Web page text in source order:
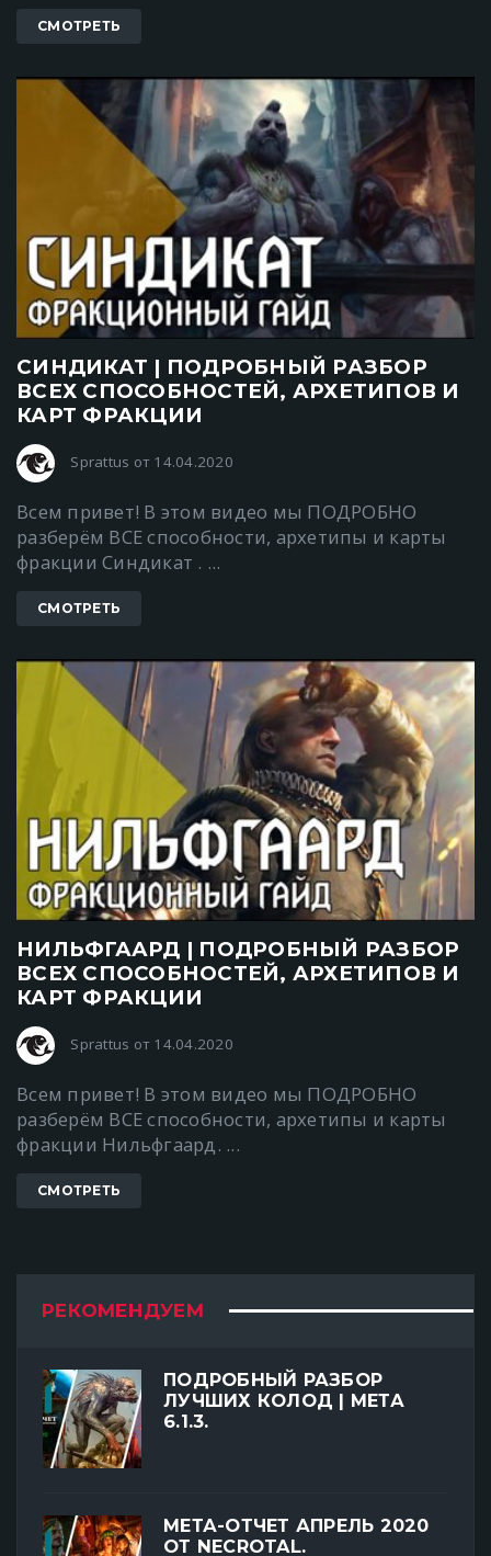
СМОТРЕТЬ
СИНДИКАТ | ПОДРОБНЫЙ РАЗБОР
ВСЕХ СПОСОБНОСТЕЙ, АРХЕТИПОВ И
КАРТ ФРАКЦИИ
Sprattus от 14.04.2020
Всем привет! В этом видео мы ПОДРОБНО
разберём ВСЕ способности, архетипы и карты
фракции Синдикат . ...
СМОТРЕТЬ
НИЛЬФГААРД | ПОДРОБНЫЙ РАЗБОР
ВСЕХ СПОСОБНОСТЕЙ, АРХЕТИПОВ И
КАРТ ФРАКЦИИ
Sprattus от 14.04.2020
Всем привет! В этом видео мы ПОДРОБНО
разберём ВСЕ способности, архетипы и карты
фракции Нильфгаард. ...
СМОТРЕТЬ
РЕКОМЕНДУЕМ
ПОДРОБНЫЙ РАЗБОР
ЛУЧШИХ КОЛОД | МЕТА
6.1.3.
МЕТА-ОТЧЕТ АПРЕЛЬ 2020
ОТ NECROTAL.